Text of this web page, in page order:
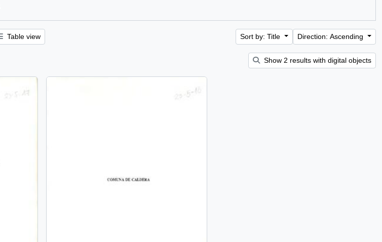
Table view Sort by: Title Direction: Ascending
Show 2 results with digital objects